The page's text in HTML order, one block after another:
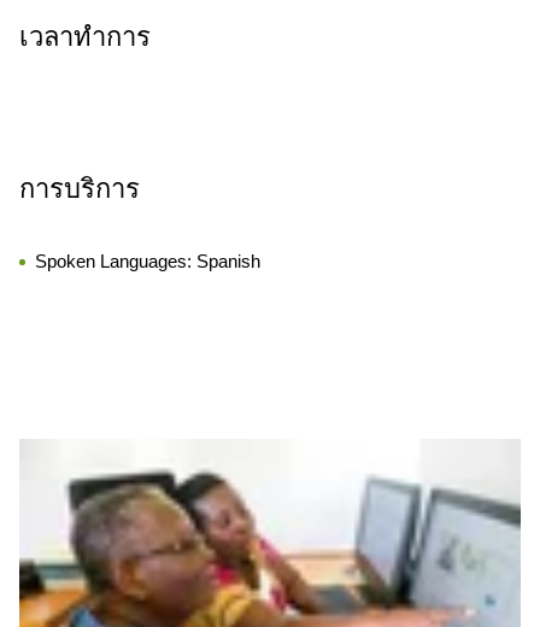
เวลาทำการ
การบริการ
Spoken Languages: Spanish